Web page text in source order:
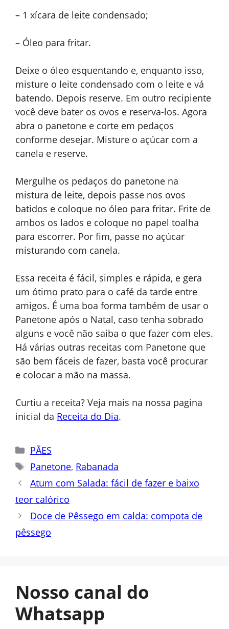
– 1 xícara de leite condensado;
– Óleo para fritar.
Deixe o óleo esquentando e, enquanto isso,
misture o leite condensado com o leite e vá
batendo. Depois reserve. Em outro recipiente
você deve bater os ovos e reserva-los. Agora
abra o panetone e corte em pedaços
conforme desejar. Misture o açúcar com a
canela e reserve.
Mergulhe os pedaços do panetone na
mistura de leite, depois passe nos ovos
batidos e coloque no óleo para fritar. Frite de
ambos os lados e coloque no papel toalha
para escorrer. Por fim, passe no açúcar
misturando com canela.
Essa receita é fácil, simples e rápida, e gera
um ótimo prato para o café da tarde entre
amigos. É uma boa forma também de usar o
Panetone após o Natal, caso tenha sobrado
alguns e você não saiba o que fazer com eles.
Há várias outras receitas com Panetone que
são bem fáceis de fazer, basta você procurar
e colocar a mão na massa.
Curtiu a receita? Veja mais na nossa pagina
inicial da Receita do Dia.
Categorias
PÃES
Tags
Panetone, Rabanada
Atum com Salada: fácil de fazer e baixo
teor calórico
Doce de Pêssego em calda: compota de
pêssego
Nosso canal do
Whatsapp